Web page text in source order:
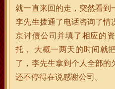
就一直来回的走，突然看到
李先生拨通了电话咨询了情
京讨债公司并填了相应的
托， 大概一两天的时间就
了，李先生拿到个人全部的
还不停得在说感谢公司。